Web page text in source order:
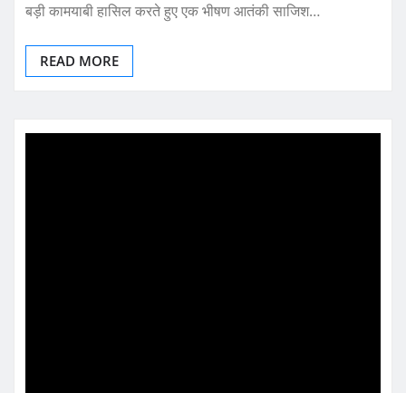
बड़ी कामयाबी हासिल करते हुए एक भीषण आतंकी साजिश…
READ MORE